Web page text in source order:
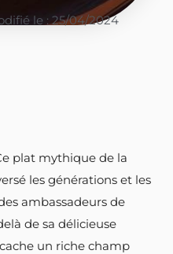
le : 25/04/2024
plat mythique de la
les générations et les
ambassadeurs de
de sa délicieuse
un riche champ